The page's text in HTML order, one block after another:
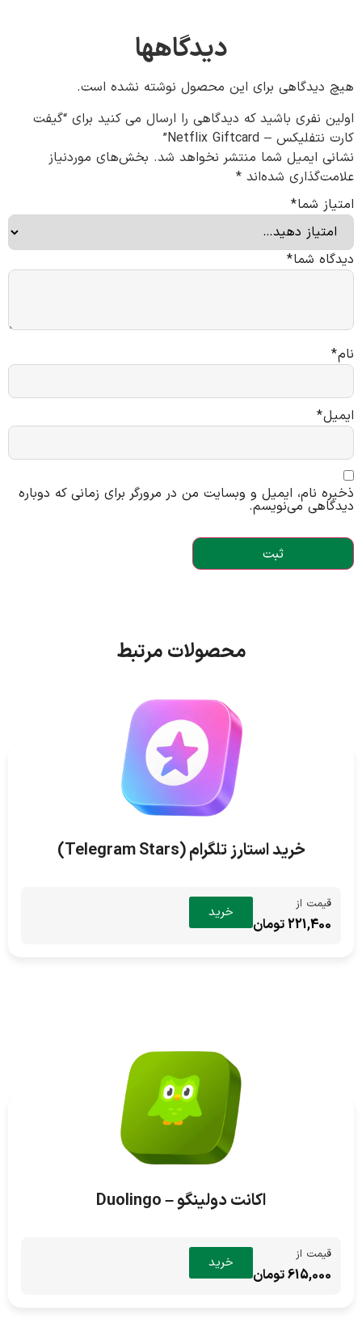
دیدگاهها
هیچ دیدگاهی برای این محصول نوشته نشده است.
اولین نفری باشید که دیدگاهی را ارسال می کنید برای “گیفت
کارت نتفلیکس – Netflix Giftcard”
نشانی ایمیل شما منتشر نخواهد شد. بخش‌های موردنیاز
علامت‌گذاری شده‌اند *
امتیاز شما*
دیدگاه شما*
نام*
ایمیل*
ذخیره نام، ایمیل و وبسایت من در مرورگر برای زمانی که دوباره
دیدگاهی می‌نویسم.
محصولات مرتبط
خرید استارز تلگرام (Telegram Stars)
قیمت از
221,400 تومان
خرید
اکانت دولینگو – Duolingo
قیمت از
615,000 تومان
خرید